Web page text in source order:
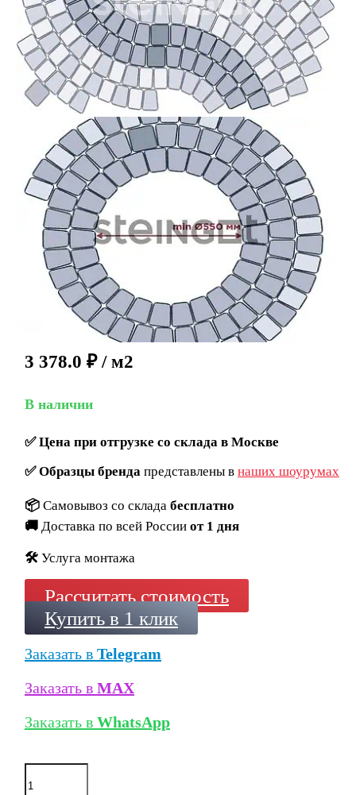
3 378.0 ₽ / м2
В наличии
✅Цена при отгрузке со склада в Москве
✅Образцы брендапредставлены в наших шоурумах
📦 Самовывоз со склада бесплатно
🚚 Доставка по всей России от 1 дня
🛠️ Услуга монтажа
Рассчитать стоимость
Купить в 1 клик
Заказать в Telegram
Заказать в MAX
Заказать в WhatsApp
Количество
товара